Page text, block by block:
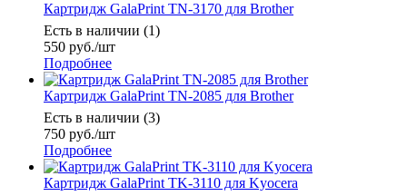
Картридж GalaPrint TN-3170 для Brother
Есть в наличии (1)
550 руб./шт
Подробнее
Картридж GalaPrint TN-2085 для Brother
Есть в наличии (3)
750 руб./шт
Подробнее
Картридж GalaPrint TK-3110 для Kyocera